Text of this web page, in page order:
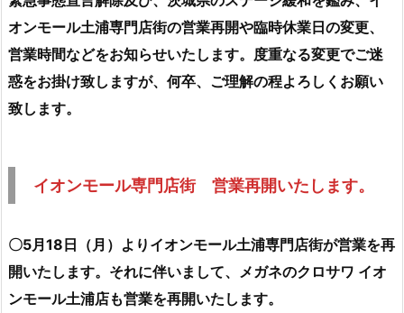
オンモール土浦専門店街の営業再開や臨時休業日の変更、
営業時間などをお知らせいたします。度重なる変更でご迷
惑をお掛け致しますが、何卒、ご理解の程よろしくお願い
致します。
イオンモール専門店街 営業再開いたします。
〇5月18日（月）よりイオンモール土浦専門店街が営業を再
開いたします。それに伴いまして、メガネのクロサワ イオ
ンモール土浦店も営業を再開いたします。